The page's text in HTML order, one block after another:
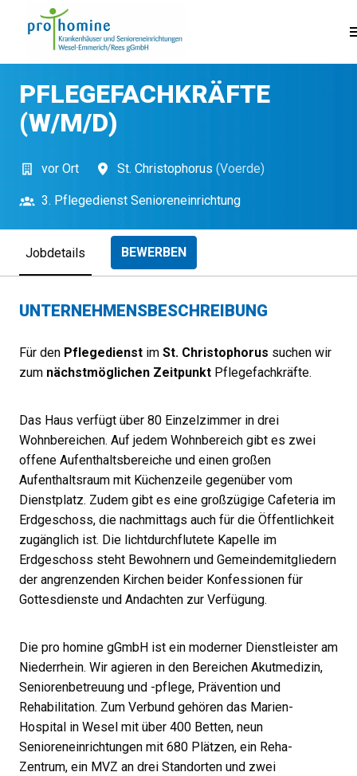
Inhalt
Startseite
PFLEGEFACHKRÄFTE
(W/M/D)
vor Ort St. Christophorus (Voerde)
3. Pflegedienst Senioreneinrichtung
Jobdetails BEWERBEN
UNTERNEHMENSBESCHREIBUNG
Für den Pflegedienst im St. Christophorus suchen wir
zum nächstmöglichen Zeitpunkt Pflegefachkräfte.
Das Haus verfügt über 80 Einzelzimmer in drei
Wohnbereichen. Auf jedem Wohnbereich gibt es zwei
offene Aufenthaltsbereiche und einen großen
Aufenthaltsraum mit Küchenzeile gegenüber vom
Dienstplatz. Zudem gibt es eine großzügige Cafeteria im
Erdgeschoss, die nachmittags auch für die Öffentlichkeit
zugänglich ist. Die lichtdurchflutete Kapelle im
Erdgeschoss steht Bewohnern und Gemeindemitgliedern
der angrenzenden Kirchen beider Konfessionen für
Gottesdienste und Andachten zur Verfügung.
Die pro homine gGmbH ist ein moderner Dienstleister am
Niederrhein. Wir agieren in den Bereichen Akutmedizin,
Seniorenbetreuung und -pflege, Prävention und
Rehabilitation. Zum Verbund gehören das Marien-
Hospital in Wesel mit über 400 Betten, neun
Senioreneinrichtungen mit 680 Plätzen, ein Reha-
Zentrum, ein MVZ an drei Standorten und zwei